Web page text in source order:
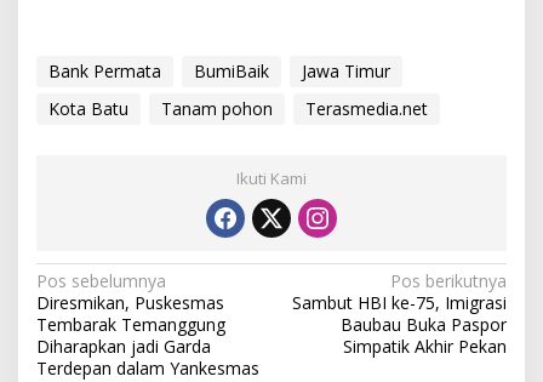
Bank Permata BumiBaik
Jawa Timur
Kota Batu
Tanam pohon Terasmedia.net
Ikuti Kami
N
a
v
Pos sebelumnya
Diresmikan, Puskesmas
Tembarak Temanggung
Diharapkan jadi Garda
Terdepan dalam Yankesmas
Pos berikutnya
Sambut HBI ke-75, Imigrasi
Baubau Buka Paspor
Simpatik Akhir Pekan